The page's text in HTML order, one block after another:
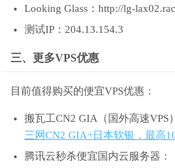
Looking Glass：http://lg-
测试IP：204.13.154.3
三、更多VPS优惠
目前值得购买的便宜VPS优惠：
搬瓦工CN2 GIA（国外高速VPS
三网CN2 GIA+日本软银，最高
腾讯云秒杀便宜国内云服务器：